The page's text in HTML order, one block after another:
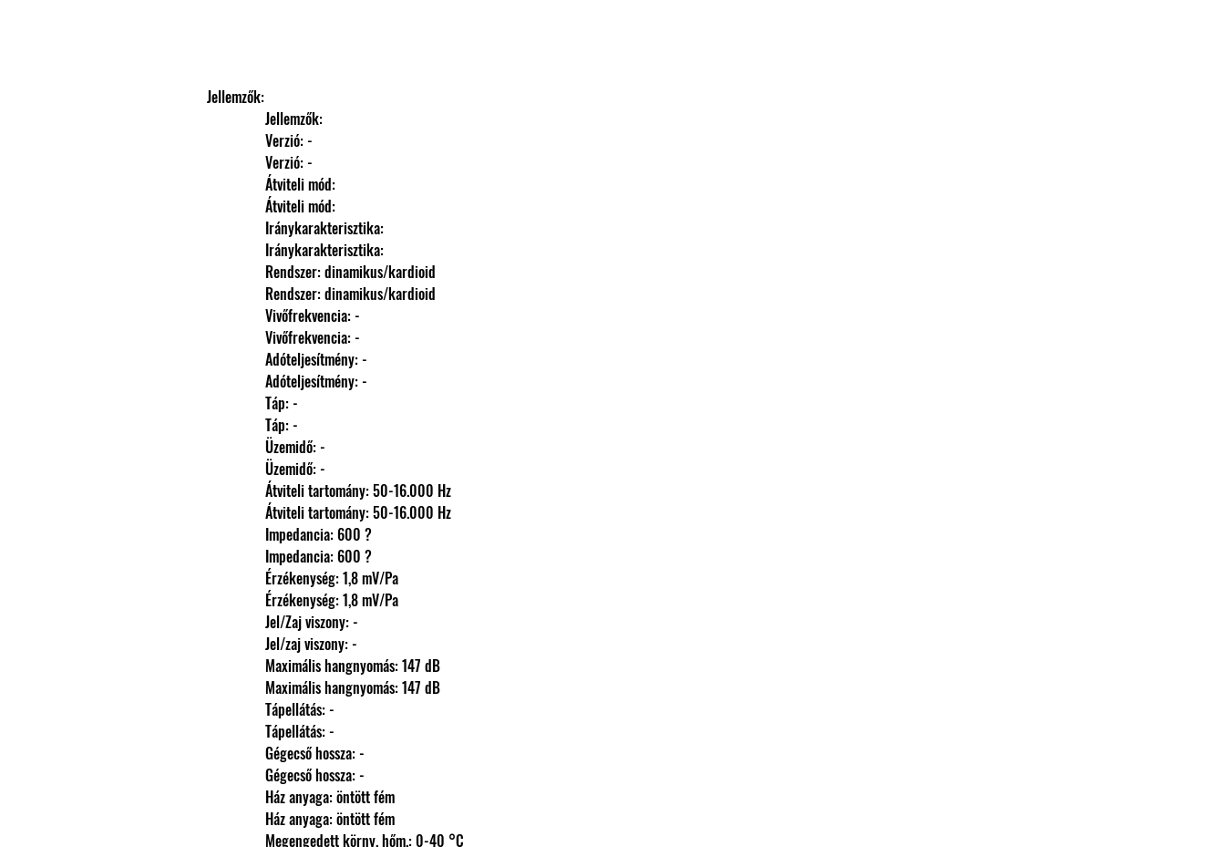
Jellemzők:
                Jellemzők:
                Verzió: -
                Verzió: -
                Átviteli mód:
                Átviteli mód:
                Iránykarakterisztika:
                Iránykarakterisztika:
                Rendszer: dinamikus/kardioid
                Rendszer: dinamikus/kardioid
                Vivőfrekvencia: -
                Vivőfrekvencia: -
                Adóteljesítmény: -
                Adóteljesítmény: -
                Táp: -
                Táp: -
                Üzemidő: -
                Üzemidő: -
                Átviteli tartomány: 50-16.000 Hz
                Átviteli tartomány: 50-16.000 Hz
                Impedancia: 600 ?
                Impedancia: 600 ?
                Érzékenység: 1,8 mV/Pa
                Érzékenység: 1,8 mV/Pa
                Jel/Zaj viszony: -
                Jel/zaj viszony: -
                Maximális hangnyomás: 147 dB
                Maximális hangnyomás: 147 dB
                Tápellátás: -
                Tápellátás: -
                Gégecső hossza: -
                Gégecső hossza: -
                Ház anyaga: öntött fém
                Ház anyaga: öntött fém
                Megengedett körny. hőm.: 0-40 °C